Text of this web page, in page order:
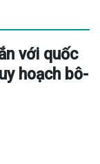
với quốc
hoạch bô-